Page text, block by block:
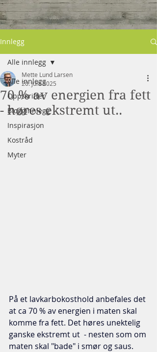
Innlegg
Alle innlegg
Oppskrifter
Blogginnlegg
Inspirasjon
Kostråd
Myter
Alle innlegg
70 % av energien fra fett
- høres ekstremt ut..
Mette Lund Larsen
20. juni 2025
På et lavkarbokosthold anbefales det
at ca 70 % av energien i maten skal
komme fra fett. Det høres unektelig
ganske ekstremt ut  - nesten som om
maten skal "bade" i smør og saus.